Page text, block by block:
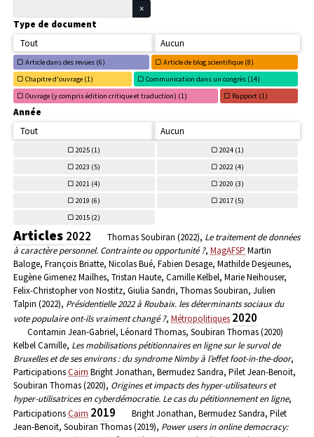
Type de document
Tout
Aucun
Article dans des revues (6) Article de blog scientifique (8)
Chapitre d'ouvrage (1) Communication dans un congrès (14)
Ouvrage (y compris édition critique et traduction) (1) Rapport (1)
Année
Tout
Aucun
2025 (1) 2024 (1)
2023 (5) 2022 (4)
2021 (4) 2020 (3)
2019 (6) 2017 (5)
2015 (2)
Articles 2022 Thomas Soubiran (2022), Le traitement de données
à caractère personnel. Contrainte ou opportunité ?, MagAFSP Martin
Baloge, François Briatte, Nicolas Bué, Fabien Desage, Mathilde Desjeunes,
Eugène Gimenez Mailhes, Tristan Haute, Camille Kelbel, Marie Neihouser,
Felix-Christopher von Nostitz, Giulia Sandri, Thomas Soubiran, Julien
Talpin (2022), Présidentielle 2022 à Roubaix. les déterminants sociaux du
vote populaire ont-ils vraiment changé ?, Métropolitiques 2020
Contamin Jean-Gabriel, Léonard Thomas, Soubiran Thomas (2020)
Kelbel Camille, Les mobilisations pétitionnaires en ligne sur le survol de
Bruxelles et de ses environs : du syndrome Nimby à l’effet foot-in-the-door,
ParticipationsCairn Bright Jonathan, Bermudez Sandra, Pilet Jean-Benoit,
Soubiran Thomas (2020), Origines et impacts des hyper-utilisateurs et
hyper-utilisatrices en cyberdémocratie. Le cas du pétitionnement en ligne,
ParticipationsCairn 2019
Bright Jonathan, Bermudez Sandra, Pilet
Jean-Benoit, Soubiran Thomas (2019), Power users in online democracy: